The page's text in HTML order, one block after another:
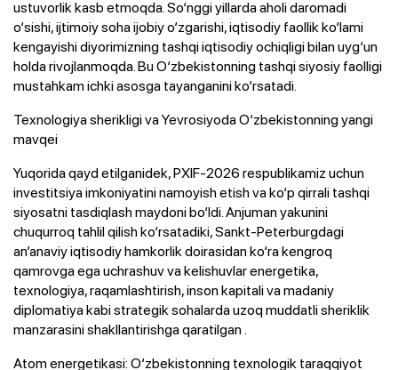
ustuvorlik kasb etmoqda. So‘nggi yillarda aholi daromadi
o‘sishi, ijtimoiy soha ijobiy o‘zgarishi, iqtisodiy faollik ko‘lami
kengayishi diyorimizning tashqi iqtisodiy ochiqligi bilan uyg‘un
holda rivojlanmoqda. Bu O‘zbekistonning tashqi siyosiy faolligi
mustahkam ichki asosga tayanganini ko‘rsatadi.
Texnologiya sherikligi va Yevrosiyoda O‘zbekistonning yangi
mavqei
Yuqorida qayd etilganidek, PXIF-2026 respublikamiz uchun
investitsiya imkoniyatini namoyish etish va ko‘p qirrali tashqi
siyosatni tasdiqlash maydoni bo‘ldi. Anjuman yakunini
chuqurroq tahlil qilish ko‘rsatadiki, Sankt-Peterburgdagi
an’anaviy iqtisodiy hamkorlik doirasidan ko‘ra kengroq
qamrovga ega uchrashuv va kelishuvlar energetika,
texnologiya, raqamlashtirish, inson kapitali va madaniy
diplomatiya kabi strategik sohalarda uzoq muddatli sheriklik
manzarasini shakllantirishga qaratilgan .
Atom energetikasi: O‘zbekistonning texnologik taraqqiyot